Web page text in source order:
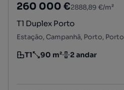
260 000 €2888,89 €/m²
T1 Duplex Porto
Estação, Campanhã, Porto, Porto
Tipologia
T1
Preço por metro quadrado
90 m²
Andar 2 andar